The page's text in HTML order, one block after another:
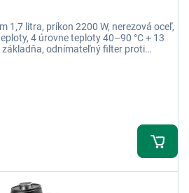
1,7 litra, príkon 2200 W, nerezová oceľ,
4 úrovne teploty 40–90 °C + 13
základňa, odnímateľný filter proti